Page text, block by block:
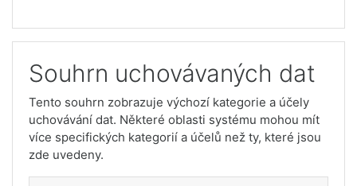
Souhrn uchovávaných dat
Tento souhrn zobrazuje výchozí kategorie a účely
uchovávání dat. Některé oblasti systému mohou mít
více specifických kategorií a účelů než ty, které jsou
zde uvedeny.